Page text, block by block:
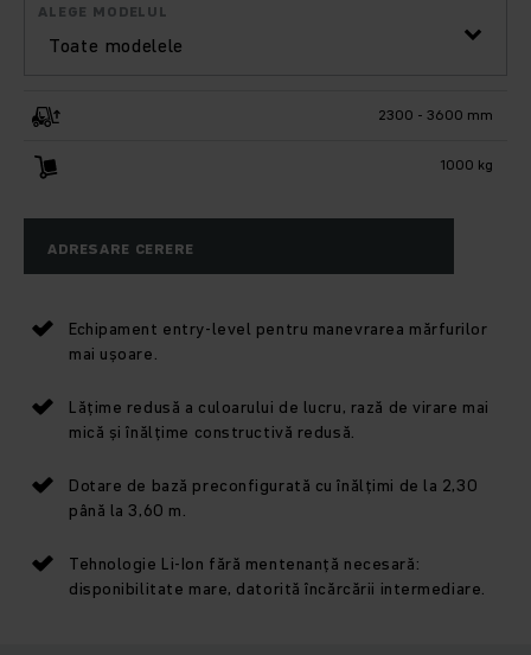
Toate modelele
ALEGE MODELUL
2300 - 3600 mm
1000 kg
ADRESARE CERERE
Echipament entry-level pentru manevrarea mărfurilor
mai ușoare.
Lățime redusă a culoarului de lucru, rază de virare mai
mică și înălțime constructivă redusă.
Dotare de bază preconfigurată cu înălțimi de la 2,30
până la 3,60 m.
Tehnologie Li-Ion fără mentenanță necesară:
disponibilitate mare, datorită încărcării intermediare.